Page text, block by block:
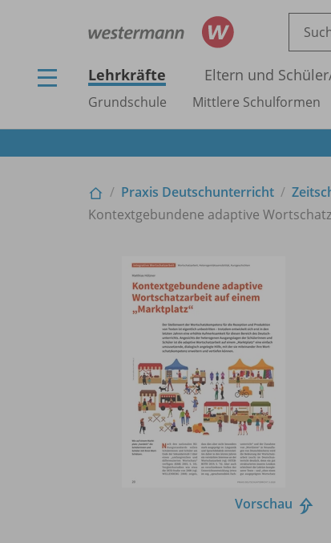
Lehrkräfte Eltern und
Grundschule Mittlere Schulformen
Praxis Deutschunterricht
Kontextgebundene adaptive
Vorschau